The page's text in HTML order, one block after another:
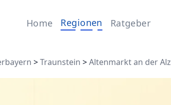
Home Regionen Ratgeber
>Traunstein >Altenmarkt an der Alz